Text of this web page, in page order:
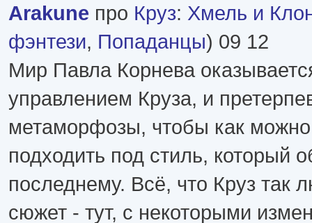
Arakune про Круз: Хмель и
фэнтези, Попаданцы) 09 12
Мир Павла Корнева
управлением Круза, и
метаморфозы, чтобы как
подходить под стиль, который
последнему. Всё, что Круз так
сюжет - тут, с некоторыми